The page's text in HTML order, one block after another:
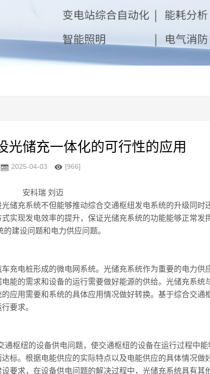
光储充一体化的可行性的应用
2025-04-03 [966]
安科瑞 刘迈
储充系统不但能够推动综合交通枢纽发电系统的升级同时
实现发电效率的提升，保证光储充系统的功能能够正常发
建设问题和电力供应问题。
电桩形成的微电网系统。光储充系统作为重要的电力供
能的需求和设备的运行需要做好能源的供给。光储充系统
应用需要和系统的具体应用情况做好转换。基于综合交通
要求。
纽的设备供电问题，使交通枢纽的设备在运行过程中能
标。根据电能供应的实际特点以及电能供应的具体情况做
要求，在设备供电问题的解决过程中，光储充系统具有其